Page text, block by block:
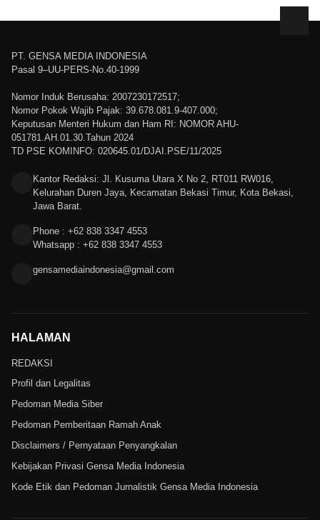
PT. GENSA MEDIA INDONESIA
Pasal 9–UU-PERS-No.40-1999
Nomor Induk Berusaha: 2007230172517;
Nomor Pokok Wajib Pajak: 39.678.081.9-407.000;
Keputusan Menteri Hukum dan Ham RI: NOMOR AHU-
051781.AH.01.30.Tahun 2024
TD PSE KOMINFO: 020645.01/DJAI.PSE/11/2025
Kantor Redaksi: Jl. Kusuma Utara X No 2, RT011 RW016,
Kelurahan Duren Jaya, Kecamatan Bekasi Timur, Kota Bekasi,
Jawa Barat.
Phone : +62 838 3347 4553
Whatsapp : +62 838 3347 4553
gensamediaindonesia@gmail.com
HALAMAN
REDAKSI
Profil dan Legalitas
Pedoman Media Siber
Pedoman Pemberitaan Ramah Anak
Disclaimers / Pernyataan Penyangkalan
Kebijakan Privasi Gensa Media Indonesia
Kode Etik dan Pedoman Jurnalistik Gensa Media Indonesia